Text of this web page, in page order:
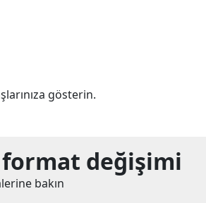
gösterin.
değişimi
bakın